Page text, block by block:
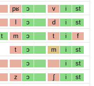
pʁ ɔ v i st
l ɔ d i st
t m ɔ t i f
t ɔ m i st
ɔ i st
z ɔ ʃ i st